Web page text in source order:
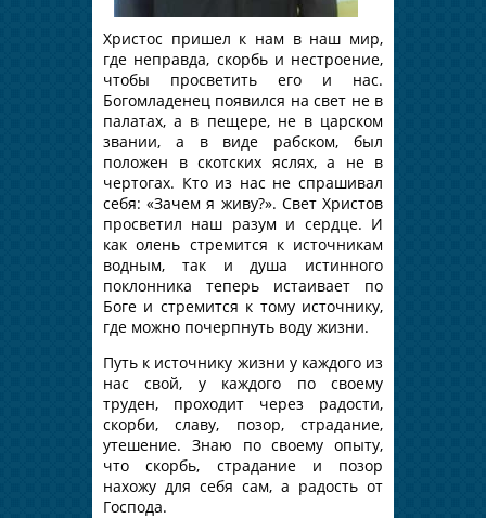
Христос пришел к нам в наш мир,
где неправда, скорбь и нестроение,
чтобы просветить его и нас.
Богомладенец появился на свет не в
палатах, а в пещере, не в царском
звании, а в виде рабском, был
положен в скотских яслях, а не в
чертогах. Кто из нас не спрашивал
себя: «Зачем я живу?». Свет Христов
просветил наш разум и сердце. И
как олень стремится к источникам
водным, так и душа истинного
поклонника теперь истаивает по
Боге и стремится к тому источнику,
где можно почерпнуть воду жизни.
Путь к источнику жизни у каждого из
нас свой, у каждого по своему
труден, проходит через радости,
скорби, славу, позор, страдание,
утешение. Знаю по своему опыту,
что скорбь, страдание и позор
нахожу для себя сам, а радость от
Господа.